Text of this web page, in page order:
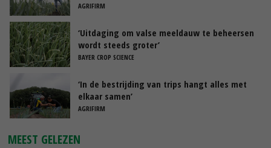
AGRIFIRM
‘Uitdaging om valse meeldauw te beheersen
wordt steeds groter’
BAYER CROP SCIENCE
‘In de bestrijding van trips hangt alles met
elkaar samen’
AGRIFIRM
MEEST GELEZEN